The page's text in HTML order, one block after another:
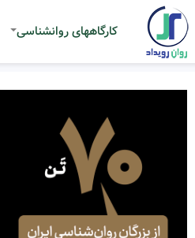
کارگاههای روانشناسی